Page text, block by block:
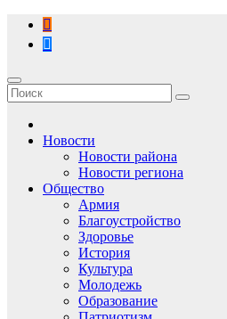
Перейти
содержимому
Новости
Новости района
Новости региона
Общество
Армия
Благоустройство
Здоровье
История
Культура
Молодежь
Образование